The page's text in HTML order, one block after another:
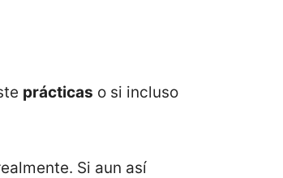
prácticas o si incluso
Si aun así